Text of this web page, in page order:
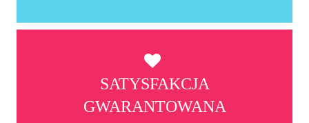
SATYSFAKCJA
GWARANTOWANA